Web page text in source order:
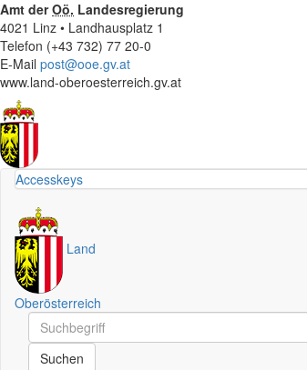
Amt derOö. Landesregierung
4021 Linz • Landhausplatz 1
Telefon (+43 732) 77 20-0
E-Mail post@ooe.gv.at
www.land-oberoesterreich.gv.at
Accesskeys
Land
Oberösterreich
Schnellsuche
Schnellsuche
Suchen